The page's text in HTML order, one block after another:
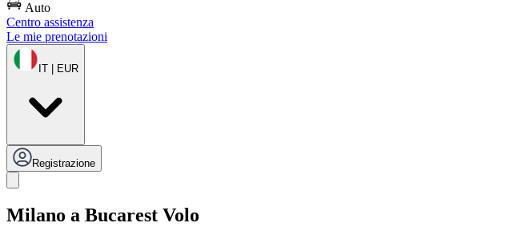
Auto
Centro assistenza
Le mie prenotazioni
IT | EUR
Registrazione
Milano a Bucarest Volo